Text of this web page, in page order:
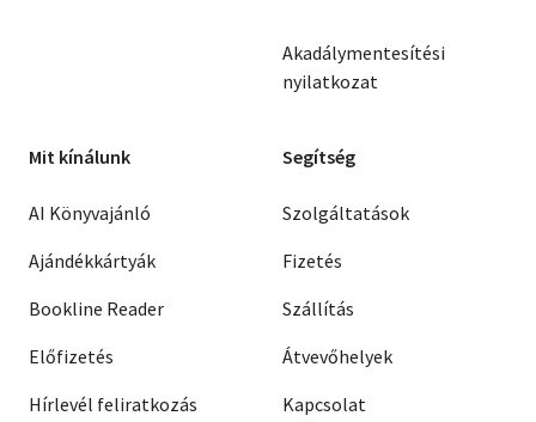
Akadálymentesítési
nyilatkozat
Mit kínálunk
AI Könyvajánló
Ajándékkártyák
Bookline Reader
Előfizetés
Hírlevél feliratkozás
Segítség
Szolgáltatások
Fizetés
Szállítás
Átvevőhelyek
Kapcsolat